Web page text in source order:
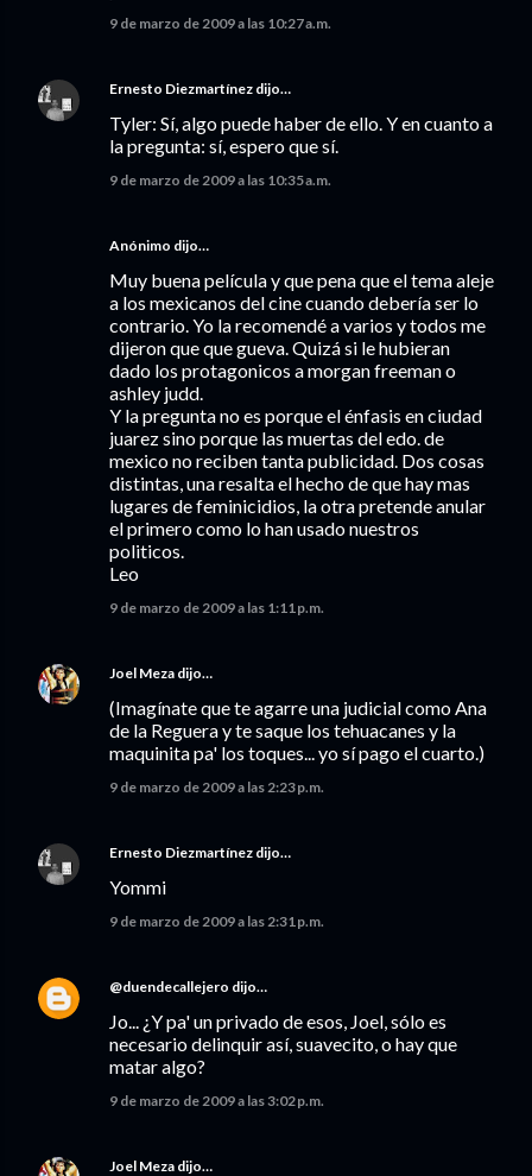
9 de marzo de 2009 a las 10:27 a.m.
Ernesto Diezmartínez dijo…
Tyler: Sí, algo puede haber de ello. Y en cuanto a
la pregunta: sí, espero que sí.
9 de marzo de 2009 a las 10:35 a.m.
Anónimo dijo…
Muy buena película y que pena que el tema aleje
a los mexicanos del cine cuando debería ser lo
contrario. Yo la recomendé a varios y todos me
dijeron que que gueva. Quizá si le hubieran
dado los protagonicos a morgan freeman o
ashley judd.
Y la pregunta no es porque el énfasis en ciudad
juarez sino porque las muertas del edo. de
mexico no reciben tanta publicidad. Dos cosas
distintas, una resalta el hecho de que hay mas
lugares de feminicidios, la otra pretende anular
el primero como lo han usado nuestros
politicos.
Leo
9 de marzo de 2009 a las 1:11 p.m.
Joel Meza dijo…
(Imagínate que te agarre una judicial como Ana
de la Reguera y te saque los tehuacanes y la
maquinita pa' los toques... yo sí pago el cuarto.)
9 de marzo de 2009 a las 2:23 p.m.
Ernesto Diezmartínez dijo…
Yommi
9 de marzo de 2009 a las 2:31 p.m.
@duendecallejero dijo…
Jo... ¿Y pa' un privado de esos, Joel, sólo es
necesario delinquir así, suavecito, o hay que
matar algo?
9 de marzo de 2009 a las 3:02 p.m.
Joel Meza dijo…